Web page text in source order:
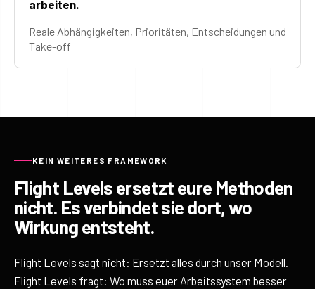
arbeiten.
Reale Abhängigkeiten, Prioritäten, Entscheidungen und
Take-off
KEIN WEITERES FRAMEWORK
Flight Levels ersetzt eure Methoden
nicht. Es verbindet sie dort, wo
Wirkung entsteht.
Flight Levels sagt nicht: Ersetzt alles durch unser Modell.
Flight Levels fragt: Wo muss euer Arbeitssystem besser